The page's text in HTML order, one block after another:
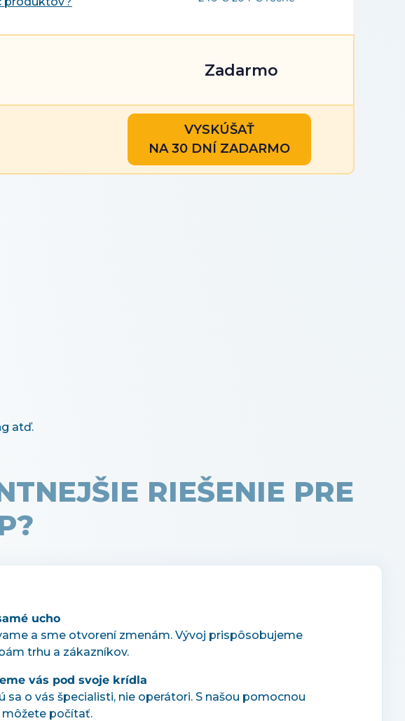
Zadarmo
VYSKÚŠAŤ
NA 30 DNÍ ZADARMO
atď.
RIEŠENIE PRE
ucho
a sme otvorení zmenám. Vývoj prispôsobujeme
trhu a zákazníkov.
vás pod svoje krídla
sa o vás špecialisti, nie operátori. S našou pomocnou
môžete počítať.